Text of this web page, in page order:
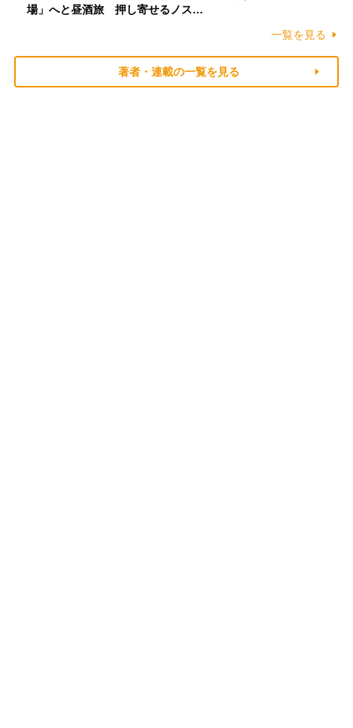
場」へと昼酒旅 押し寄せるノス…
一覧を見る
著者・連載の一覧を見る